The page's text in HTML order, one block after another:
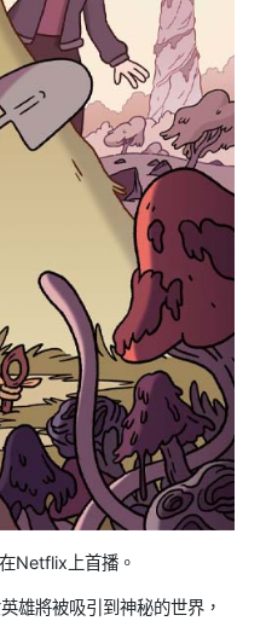
Netflix上首播。
雄將被吸引到神秘的世界，